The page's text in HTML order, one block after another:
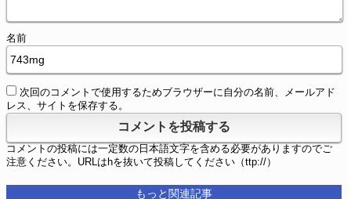
名前
次回のコメントで使用するためブラウザーに自分の名前、メールアド
レス、サイトを保存する。
コメントの投稿には一定数の日本語文字を含める必要がありますのでご
注意ください。URLはhを抜いて投稿してください（ttp://）
もっと関連記事